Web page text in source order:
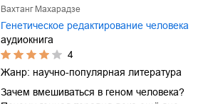
Вахтанг Махарадзе
Генетическое редактирование человека
аудиокнига
4
Жанр: научно-популярная литература
Зачем вмешиваться в геном человека?